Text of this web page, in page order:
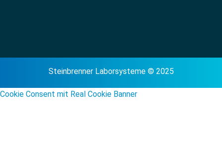
Steinbrenner Laborsysteme © 2025
Cookie Consent mit Real Cookie Banner